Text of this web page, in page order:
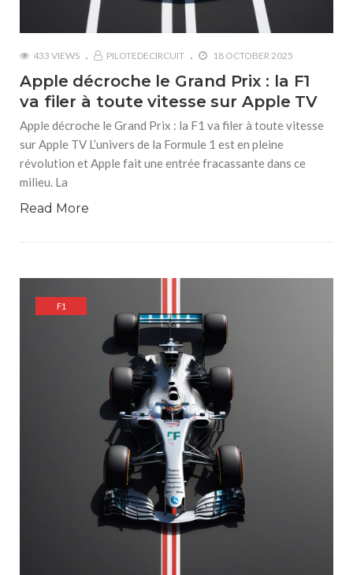
433 VIEWS PILOTEDECIRCUIT 18 OCTOBER 2025
Apple décroche le Grand Prix : la F1
va filer à toute vitesse sur Apple TV
Apple décroche le Grand Prix : la F1 va filer à toute vitesse
sur Apple TV L’univers de la Formule 1 est en pleine
révolution et Apple fait une entrée fracassante dans ce
milieu. La
Read More
F1